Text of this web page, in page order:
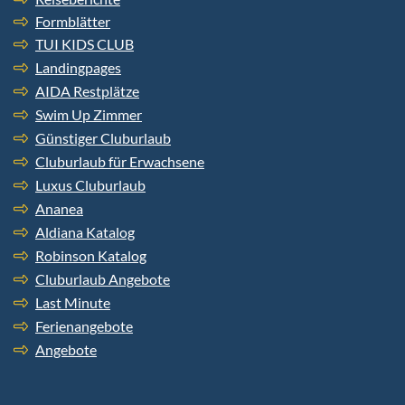
Formblätter
TUI KIDS CLUB
Landingpages
AIDA Restplätze
Swim Up Zimmer
Günstiger Cluburlaub
Cluburlaub für Erwachsene
Luxus Cluburlaub
Ananea
Aldiana Katalog
Robinson Katalog
Cluburlaub Angebote
Last Minute
Ferienangebote
Angebote